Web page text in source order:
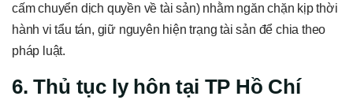
cấm chuyển dịch quyền về tài sản) nhằm ngăn chặn kịp thời
hành vi tẩu tán, giữ nguyên hiện trạng tài sản để chia theo
pháp luật.
6. Thủ tục ly hôn tại TP Hồ Chí